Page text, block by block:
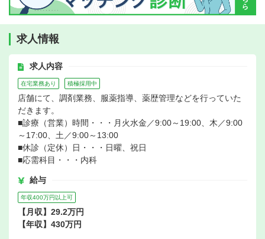
求人情報
求人内容
在宅業務あり 積極採用中
店舗にて、調剤業務、服薬指導、薬歴管理などを行っていた
だきます。
■診療（営業）時間・・・月火水金／9:00～19:00、木／9:00
～17:00、土／9:00～13:00
■休診（定休）日・・・日曜、祝日
■応需科目・・・内科
給与
年収400万円以上可
【月収】29.2万円
【年収】430万円